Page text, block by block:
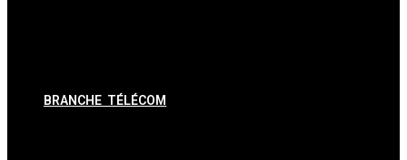
BRANCHE TÉLÉCOM